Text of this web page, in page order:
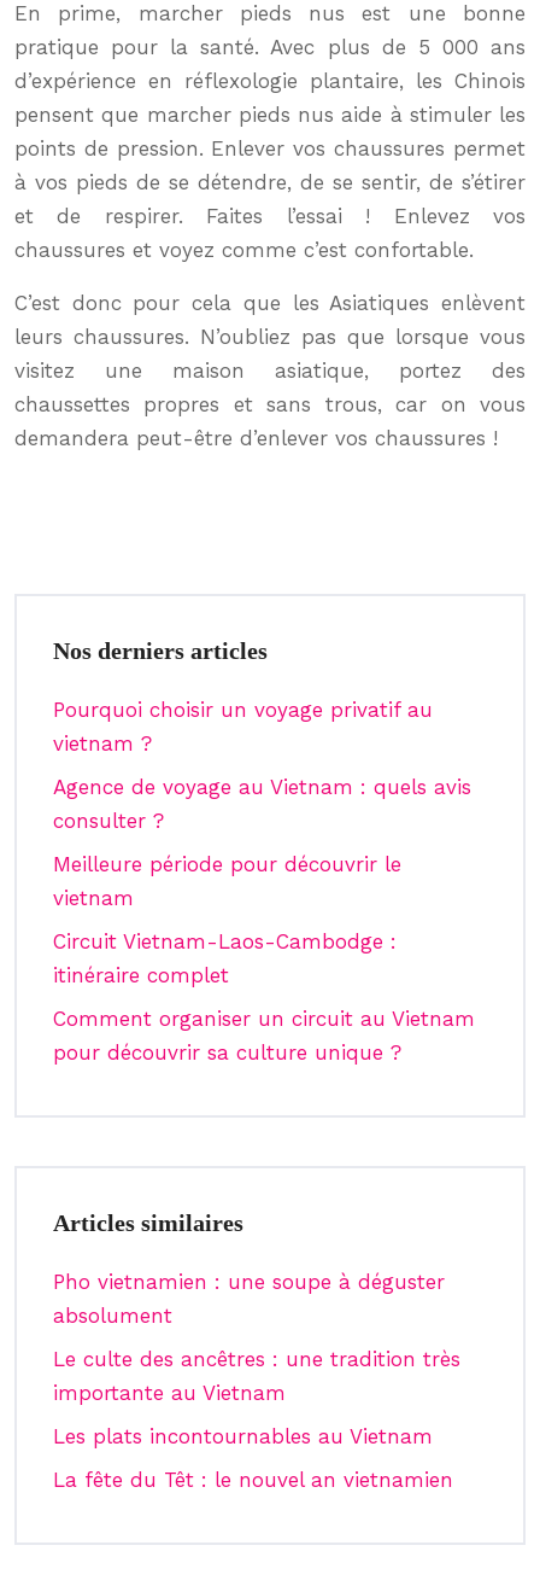
En prime, marcher pieds nus est une bonne
pratique pour la santé. Avec plus de 5 000 ans
d’expérience en réflexologie plantaire, les Chinois
pensent que marcher pieds nus aide à stimuler les
points de pression. Enlever vos chaussures permet
à vos pieds de se détendre, de se sentir, de s’étirer
et de respirer. Faites l’essai ! Enlevez vos
chaussures et voyez comme c’est confortable.
C’est donc pour cela que les Asiatiques enlèvent
leurs chaussures. N’oubliez pas que lorsque vous
visitez une maison asiatique, portez des
chaussettes propres et sans trous, car on vous
demandera peut-être d’enlever vos chaussures !
Nos derniers articles
Pourquoi choisir un voyage privatif au
vietnam ?
Agence de voyage au Vietnam : quels avis
consulter ?
Meilleure période pour découvrir le
vietnam
Circuit Vietnam-Laos-Cambodge :
itinéraire complet
Comment organiser un circuit au Vietnam
pour découvrir sa culture unique ?
Articles similaires
Pho vietnamien : une soupe à déguster
absolument
Le culte des ancêtres : une tradition très
importante au Vietnam
Les plats incontournables au Vietnam
La fête du Têt : le nouvel an vietnamien